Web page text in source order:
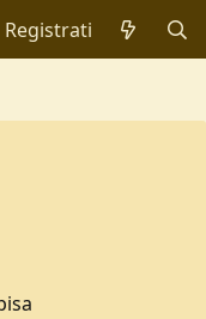
Registrati